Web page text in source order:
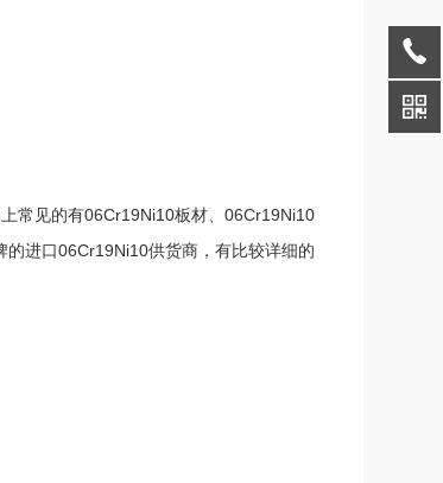
常见的有06Cr19Ni10板材、06Cr19Ni10
进口06Cr19Ni10供货商，有比较详细的